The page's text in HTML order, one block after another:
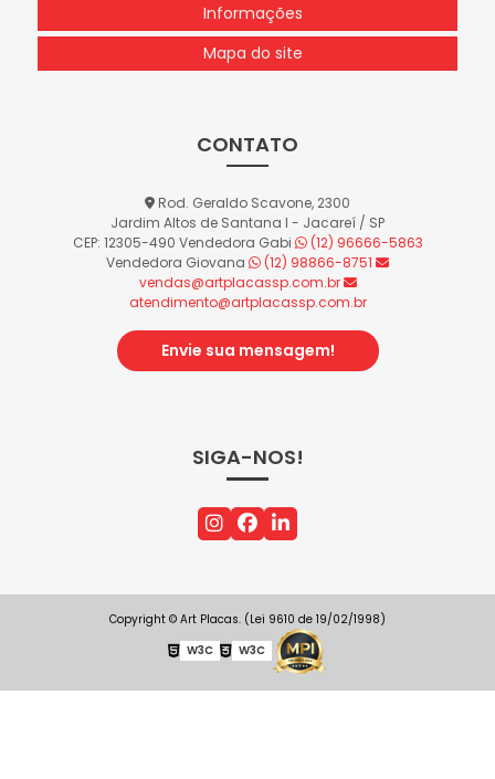
Informações
Mapa do site
CONTATO
Rod. Geraldo Scavone, 2300
Jardim Altos de Santana I - Jacareí / SP
CEP: 12305-490 Vendedora Gabi
(12) 96666-5863
Vendedora Giovana
(12) 98866-8751
vendas@artplacassp.com.br
atendimento@artplacassp.com.br
Envie sua mensagem!
SIGA-NOS!
Copyright © Art Placas. (Lei 9610 de 19/02/1998)
W3C
W3C